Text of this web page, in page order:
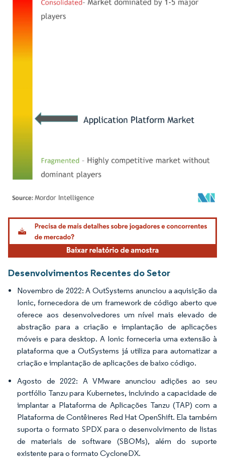
Imagem © Mordor Intelligence. O reuso requer atribuição conforme CC BY 4.0.
Desenvolvimentos Recentes do Setor
Novembro de 2022: A OutSystems anunciou a aquisição da
Ionic, fornecedora de um framework de código aberto que
oferece aos desenvolvedores um nível mais elevado de
abstração para a criação e implantação de aplicações
móveis e para desktop. A Ionic forneceria uma extensão à
plataforma que a OutSystems já utiliza para automatizar a
criação e implantação de aplicações de baixo código.
Agosto de 2022: A VMware anunciou adições ao seu
portfólio Tanzu para Kubernetes, incluindo a capacidade de
implantar a Plataforma de Aplicações Tanzu (TAP) com a
Plataforma de Contêineres Red Hat OpenShift. Ela também
suporta o formato SPDX para o desenvolvimento de listas
de materiais de software (SBOMs), além do suporte
existente para o formato CycloneDX.